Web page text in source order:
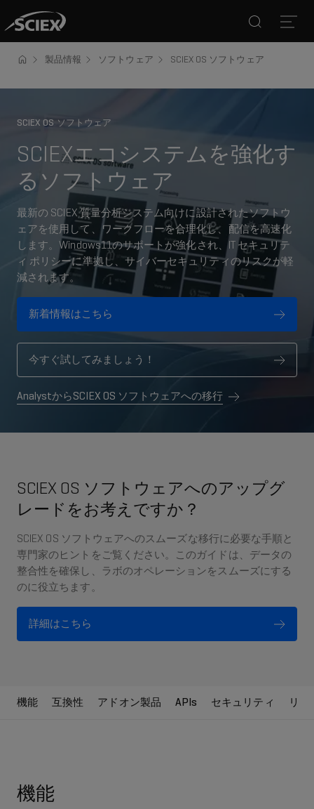
製品情報 ソフトウェア SCIEX OS ソフトウェア
SCIEX OS ソフトウェア
SCIEXエコシステムを強化す
るソフトウェア
最新の SCIEX 質量分析システム向けに設計されたソフトウ
ェアを使用して、ワークフローを合理化し、配信を高速化
します。Windows11のサポートが強化され、IT セキュリテ
ィ ポリシーに準拠し、サイバーセキュリティのリスクが軽
減されます。
新着情報はこちら
今すぐ試してみましょう！
AnalystからSCIEX OS ソフトウェアへの移行
SCIEX OS ソフトウェアへのアップグ
レードをお考えですか？
SCIEX OS ソフトウェアへのスムーズな移行に必要な手順と
専門家のヒントをご覧ください。このガイドは、データの
整合性を確保し、ラボのオペレーションをスムーズにする
のに役立ちます。
詳細はこちら
機能 互換性 アドオン製品 APIs セキュリティ リソ
機能